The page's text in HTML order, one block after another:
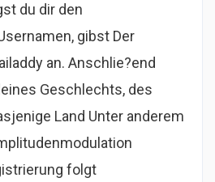
du dir den
gibst Der
an. Anschlie?end
Geschlechts, des
Land Unter anderem
folgt